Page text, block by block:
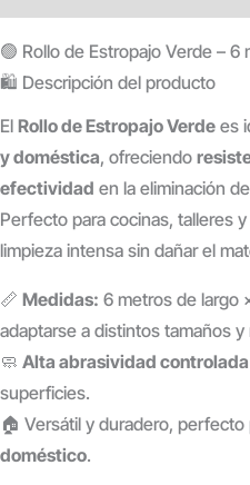
🟢 Rollo de Estropajo Verde – 6
🛍️ Descripción del producto
El Rollo de Estropajo Verde es
y doméstica, ofreciendo
efectividad en la eliminación
Perfecto para cocinas, talleres
limpieza intensa sin dañar el
📏 Medidas: 6 metros de largo
adaptarse a distintos tamaños
🧼 Alta abrasividad controlada
superficies.
🏠 Versátil y duradero, perfecto
doméstico.